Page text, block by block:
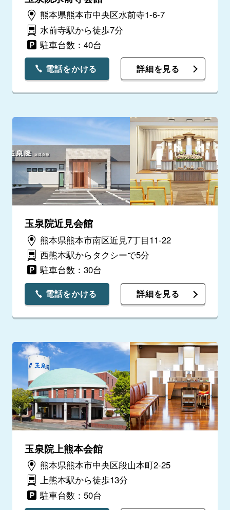
熊本県熊本市中央区水前寺1-6-7
水前寺駅から徒歩7分
駐車台数：40台
電話をかける 詳細を見る
玉泉院近見会館
熊本県熊本市南区近見7丁目11-22
西熊本駅からタクシーで5分
駐車台数：30台
電話をかける 詳細を見る
玉泉院上熊本会館
熊本県熊本市中央区段山本町2-25
上熊本駅から徒歩13分
駐車台数：50台